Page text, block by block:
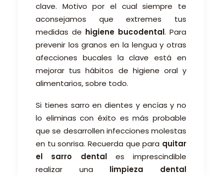
clave. Motivo por el cual siempre te
aconsejamos que extremes tus
medidas de higiene bucodental. Para
prevenir los granos en la lengua y otras
afecciones bucales la clave está en
mejorar tus hábitos de higiene oral y
alimentarios, sobre todo.
Si tienes sarro en dientes y encías y no
lo eliminas con éxito es más probable
que se desarrollen infecciones molestas
en tu sonrisa. Recuerda que para quitar
el sarro dentales imprescindible
realizar una limpieza dental